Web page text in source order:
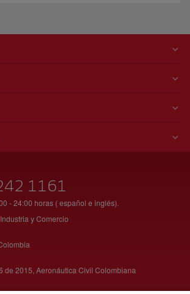
1161
- 24:00 horas ( español e inglés).
y Comercio
de 2015, Aeronáutica Civil Colombiana